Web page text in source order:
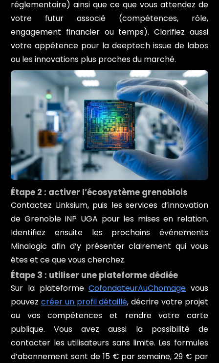
réglementaire) ainsi que ce que vous attendez de
votre futur associé (compétences, rôle,
engagement financier ou temps). Clarifiez aussi
votre appétence pour la deeptech issue de labos
ou les innovations plus proches du marché.
Étape 2 : activer l’écosystème grenoblois
Contactez Linksium, puis les services d’innovation
de Grenoble INP UGA pour les mises en relation.
Identifiez ensuite les prochains événements
Minalogic afin d’y présenter clairement qui vous
êtes et ce que vous cherchez.
Étape 3 : utiliser une plateforme dédiée
Sur la plateformeCofondateurAuChomage vous
pouvezcréer un profil détaillé, décrire votre projet
ou vos compétences et rendre votre carte
publique. Vous avez aussi la possibilité de
contacter les utilisateurs sans limite. Les formules
d’abonnement sont de 15 € par semaine, 29 € par